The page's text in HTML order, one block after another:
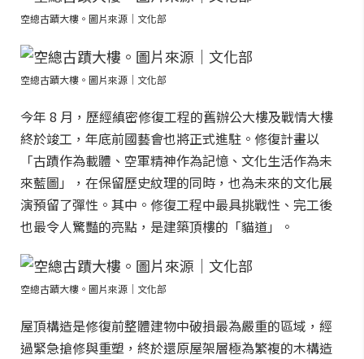
空總古蹟大樓。圖片來源｜文化部
空總古蹟大樓。圖片來源｜文化部
今年 8 月，歷經縝密修復工程的舊辦公大樓及戰情大樓
終於竣工，年底前國藝會也將正式進駐。修復計畫以
「古蹟作為載體、空軍精神作為記憶、文化生活作為未
來藍圖」，在保留歷史紋理的同時，也為未來的文化展
演預留了彈性。其中。修復工程中最具挑戰性、完工後
也最令人驚豔的亮點，是建築頂樓的「貓道」。
空總古蹟大樓。圖片來源｜文化部
屋頂構造是修復前整體建物中破損最為嚴重的區域，經
過緊急搶修與重塑，終於還原屋架層極為繁複的木構造